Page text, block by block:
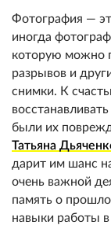
Фотография —
иногда
которую можно
разрывов и
снимки. К
были их
Татьяна
дарит им шанс
очень важной
память о
навыки работы